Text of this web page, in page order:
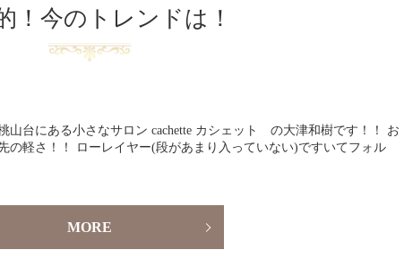
！今のトレンドは！
台にある小さなサロン cachette カシェット の大津和樹です！！ お
の軽さ！！ ローレイヤー(段があまり入っていない)ですいてフォル
MORE